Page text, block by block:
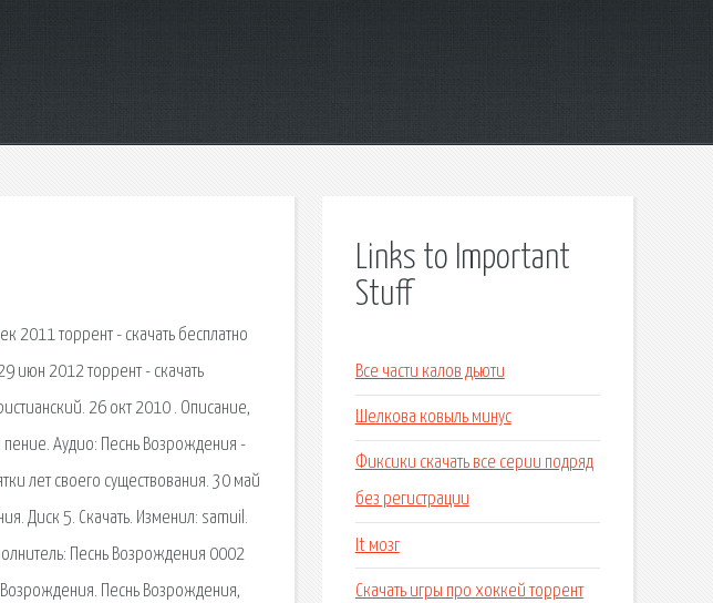
2011 торрент - скачать бесплатно
июн 2012 торрент - скачать
26 окт 2010 . Описание,
Аудио: Песнь Возрождения -
лет своего существования. 30 май
Диск 5. Скачать. Изменил: samuil.
Песнь Возрождения 0002
Песнь Возрождения,
Links to Important
Stuff
Все части калов дьюти
Шелкова ковыль минус
Фиксики скачать все серии подряд
без регистрации
It мозг
Скачать игры про хоккей торрент